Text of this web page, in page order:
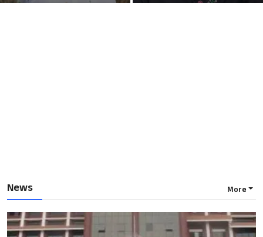
News More